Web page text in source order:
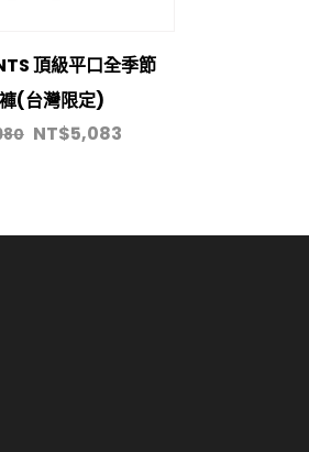
頂級平口全季節
(台灣限定)
NT$5,083